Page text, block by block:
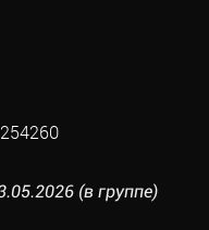
(в группе)